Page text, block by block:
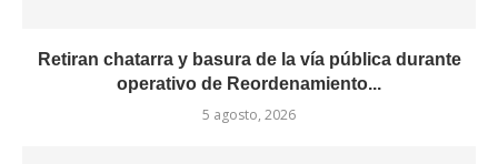
Retiran chatarra y basura de la vía pública durante
operativo de Reordenamiento...
5 agosto, 2026